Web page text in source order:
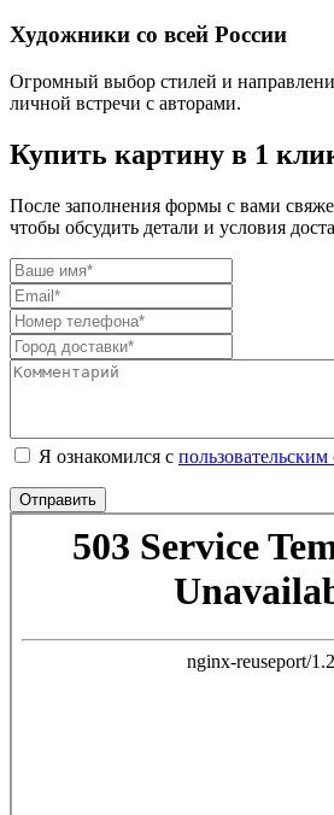
Художники со всей России
Огромный выбор стилей и
личной встречи с авторами.
Купить картину в 1
После заполнения формы с вами
чтобы обсудить детали и условия
Я ознакомился с